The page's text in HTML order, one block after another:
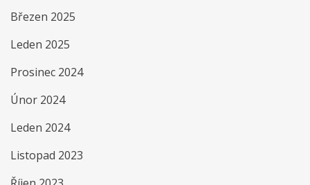
Březen 2025
Leden 2025
Prosinec 2024
Únor 2024
Leden 2024
Listopad 2023